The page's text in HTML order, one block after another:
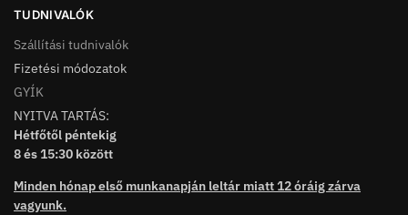
TUDNIVALÓK
Szállítási tudnivalók
Fizetési módozatok
GYÍK
NYITVA TARTÁS:
Hétfőtől péntekig
8 és 15:30 között
Minden hónap első munkanapján leltár miatt 12 óráig zárva
vagyunk.